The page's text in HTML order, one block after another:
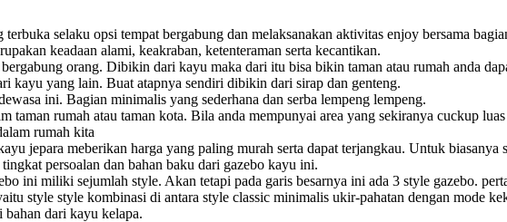
selaku opsi tempat bergabung dan melaksanakan aktivitas enjoy bersama
keadaan alami, keakraban, ketenteraman serta kecantikan.
orang. Dibikin dari kayu maka dari itu bisa bikin taman atau rumah anda
kayu yang lain. Buat atapnya sendiri dibikin dari sirap dan genteng.
ini. Bagian minimalis yang sederhana dan serba lempeng lempeng.
taman rumah atau taman kota. Bila anda mempunyai area yang sekiranya cuckup
rumah kita
jepara meberikan harga yang paling murah serta dapat terjangkau. Untuk
persoalan dan bahan baku dari gazebo kayu ini.
ini miliki sejumlah style. Akan tetapi pada garis besarnya ini ada 3 style gazebo.
style style kombinasi di antara style classic minimalis ukir-pahatan dengan mode
dari kayu kelapa.